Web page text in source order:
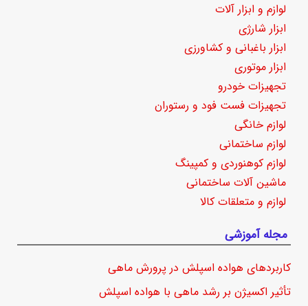
لوازم و ابزار آلات
ابزار شارژی
ابزار باغبانی و کشاورزی
ابزار موتوری
تجهیزات خودرو
تجهیزات فست فود و رستوران
لوازم خانگی
لوازم ساختمانی
لوازم کوهنوردی و کمپینگ
ماشین آلات ساختمانی
لوازم و متعلقات کالا
مجله آموزشی
کاربردهای هواده اسپلش در پرورش ماهی
تأثیر اکسیژن بر رشد ماهی با هواده اسپلش